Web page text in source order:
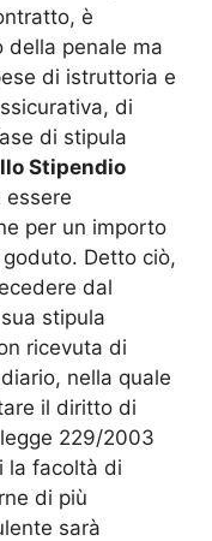
è
della penale ma
di istruttoria e
di
di stipula
Stipendio
essere
per un importo
Detto ciò,
dal
stipula
ricevuta di
nella quale
il diritto di
229/2003
la facoltà di
di più
sarà